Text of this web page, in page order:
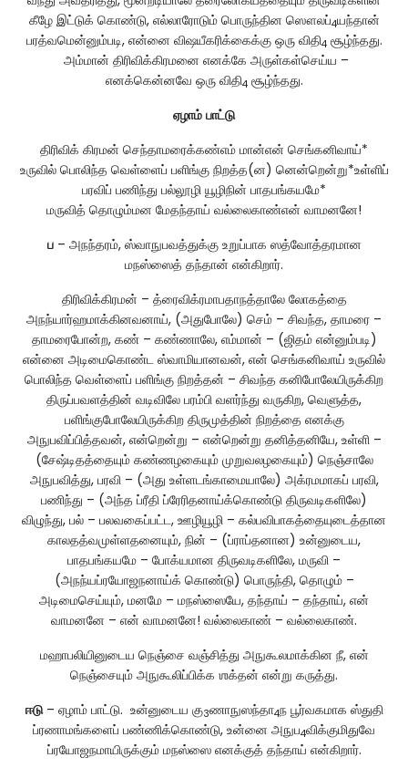
கீழே இட்டுக் கொண்டு, எல்லாரோடும் பொருந்தின ஸௌலப்4யந்தான்
பரத்வமென்னும்படி, என்னை விஷயீகரிக்கைக்கு ஒரு விதி4சூழ்ந்தது.
அம்மான் திரிவிக்கிரமனை எனக்கே அருள்கள்செய்ய –
எனக்கென்னவே ஒரு விதி4சூழ்ந்தது.
ஏழாம் பாட்டு
திரிவிக் கிரமன் செந்தாமரைக்கண்எம் மான்என் செங்கனிவாய்*
உருவில் பொலிந்த வெள்ளைப் பளிங்கு நிறத்த(ன) னென்றென்று*உள்ளிப்
பரவிப் பணிந்து பல்லூழி யூழிநின் பாதபங்கயமே*
மருவித் தொழும்மன மேதந்தாய் வல்லைகாண்என் வாமனனே!
ப– அநந்தரம், ஸ்வாநுபவத்துக்கு உறுப்பாக ஸத்வோத்தரமான
மநஸ்ஸைத் தந்தான் என்கிறார்.
திரிவிக்கிரமன் – த்ரைவிக்ரமாபதாநத்தாலே லோகத்தை
அநந்யார்ஹமாக்கினவனாய், (அதுபோலே) செம் – சிவந்த, தாமரை –
தாமரைபோன்ற, கண் – கண்ணாலே, எம்மான் – (ஜிதம் என்னும்படி)
என்னை அடிமைகொண்ட ஸ்வாமியானவன், என் செங்கனிவாய் உருவில்
பொலிந்த வெள்ளைப் பளிங்கு நிறத்தன் – சிவந்த கனிபோலேயிருக்கிற
திருப்பவளத்தின் வடிவிலே பரம்பி வளர்ந்து வருகிற, வெளுத்த,
பளிங்குபோலேயிருக்கிற திருமுத்தின் நிறத்தை எனக்கு
அநுபவிப்பித்தவன், என்றென்று – என்றென்று தனித்தனியே, உள்ளி –
(சேஷ்டிதத்தையும் கண்ணழகையும் முறுவலழகையும்) நெஞ்சாலே
அநுபவித்து, பரவி – (அது உள்ளடங்காமையாலே) அக்ரமமாகப் பரவி,
பணிந்து – (அந்த ப்ரீதி ப்ரேரிதனாய்க்கொண்டு திருவடிகளிலே)
விழுந்து, பல் – பலவகைப்பட்ட, ஊழியூழி – கல்பவிபாகத்தையுடைத்தான
காலதத்வமுள்ளதனையும், நின் – (ப்ராப்தனான) உன்னுடைய,
பாதபங்கயமே – போக்யமான திருவடிகளிலே, மருவி –
(அநந்யப்ரயோஜநனாய்க் கொண்டு) பொருந்தி, தொழும் –
அடிமைசெய்யும், மனமே – மநஸ்ஸையே, தந்தாய் – தந்தாய், என்
வாமனனே – என் வாமனனே! வல்லைகாண் – வல்லைகாண்.
மஹாபலியினுடைய நெஞ்சை வஞ்சித்து அநுகூலமாக்கின நீ, என்
நெஞ்சையும் அநுகூலிப்பிக்க ஶக்தன் என்று கருத்து.
ஈடு– ஏழாம் பாட்டு. உன்னுடைய கு3ணாநுஸந்தா4ந பூர்வகமாக ஸ்துதி
ப்ரணாமங்களைப் பண்ணிக்கொண்டு, உன்னை அநுப4விக்குமிதுவே
ப்ரயோஜநமாயிருக்கும் மநஸ்ஸை எனக்குத் தந்தாய் என்கிறார்.